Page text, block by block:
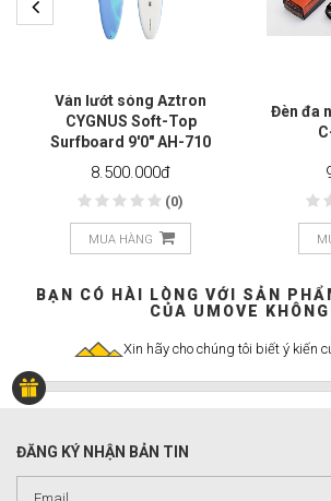
Ván lướt sóng Aztron
CYGNUS Soft-Top
Surfboard 9'0" AH-710
8.500.000đ
(0)
MUA HÀNG
Đèn đa
BẠN CÓ HÀI LÒNG VỚI SẢN
CỦA UMOVE
Xin hãy cho chúng tôi biết ý kiến
ĐĂNG KÝ NHẬN BẢN TIN